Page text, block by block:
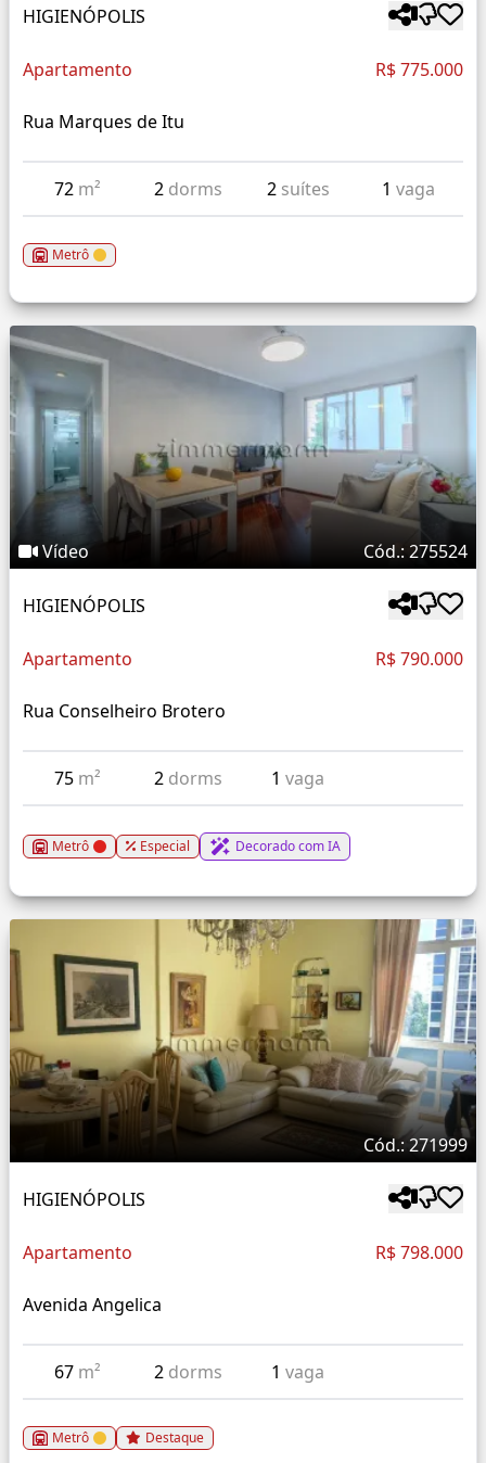
HIGIENÓPOLIS
Apartamento R$ 775.000
Rua Marques de Itu
72 m² 2 dorms 2 suítes 1 vaga
Metrô
Vídeo Cód.: 275524
HIGIENÓPOLIS
Apartamento R$ 790.000
Rua Conselheiro Brotero
75 m² 2 dorms 1vaga
Metrô Especial Decorado com IA
Cód.: 271999
HIGIENÓPOLIS
Apartamento R$ 798.000
Avenida Angelica
67 m² 2 dorms 1vaga
Metrô Destaque